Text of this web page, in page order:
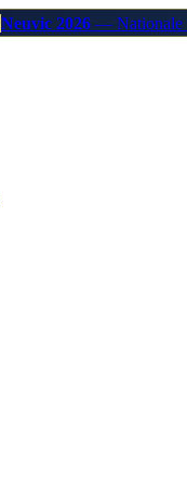
Neuvic 2026 — Nationale